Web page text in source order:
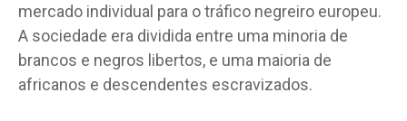
mercado individual para o tráfico negreiro europeu.
A sociedade era dividida entre uma minoria de
brancos e negros libertos, e uma maioria de
africanos e descendentes escravizados.